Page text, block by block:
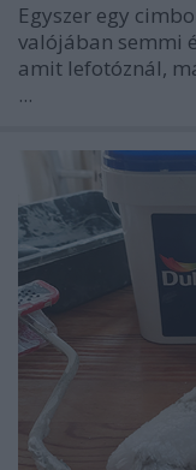
Egyszer egy
valójában semmi
amit lefotóznál,
...